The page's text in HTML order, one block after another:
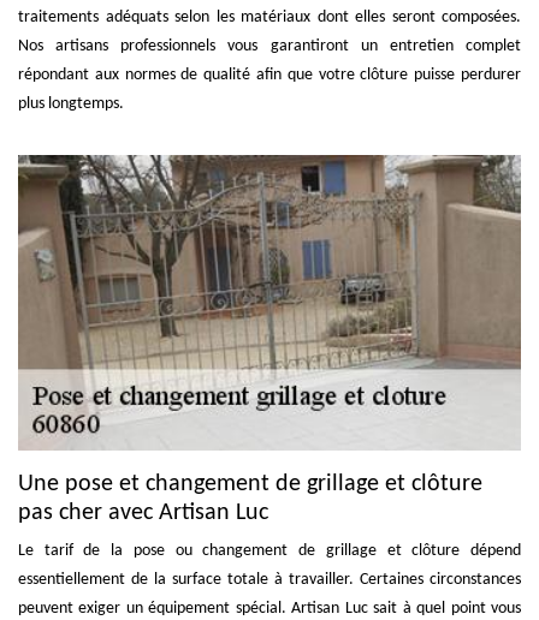
traitements adéquats selon les matériaux dont elles seront composées.
Nos artisans professionnels vous garantiront un entretien complet
répondant aux normes de qualité afin que votre clôture puisse perdurer
plus longtemps.
Une pose et changement de grillage et clôture
pas cher avec Artisan Luc
Le tarif de la pose ou changement de grillage et clôture dépend
essentiellement de la surface totale à travailler. Certaines circonstances
peuvent exiger un équipement spécial. Artisan Luc sait à quel point vous